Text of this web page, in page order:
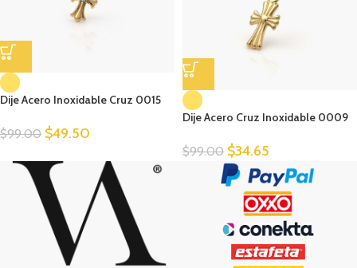
Dije Acero Inoxidable Cruz 0015
$99.00 $49.50
Dije Acero Cruz Inoxidable 0009
$99.00 $34.65